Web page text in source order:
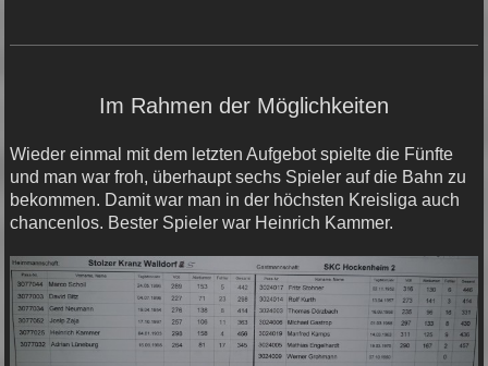
Im Rahmen der Möglichkeiten
Wieder einmal mit dem letzten Aufgebot spielte die Fünfte
und man war froh, überhaupt sechs Spieler auf die Bahn zu
bekommen. Damit war man in der höchsten Kreisliga auch
chancenlos. Bester Spieler war Heinrich Kammer.